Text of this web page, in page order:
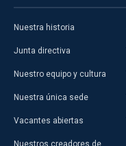
Nuestra historia
Junta directiva
Nuestro equipo y cultura
Nuestra única sede
Vacantes abiertas